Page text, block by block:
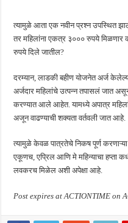
त्यामुळे आता एक नवीन प्रश्न उपस्थित
तर महिलांना एकत्र ३००० रुपये मिळणार
रुपये दिले जातील?
दरम्यान, लाडकी बहीण योजनेत अर्ज
अर्जदार महिलांचे उत्पन्न तपासलं जात
करण्यात आले आहेत. यामध्ये अपात्र
अजून वाढण्याची शक्यता वर्तवली जात आहे.
त्यामुळे केवळ पात्रतेचे निकष पूर्ण
एकूणच, एप्रिल आणि मे महिन्याचा हप्ता
लवकरच मिळेल अशी अपेक्षा आहे.
Post expires at ACTIONTIME on